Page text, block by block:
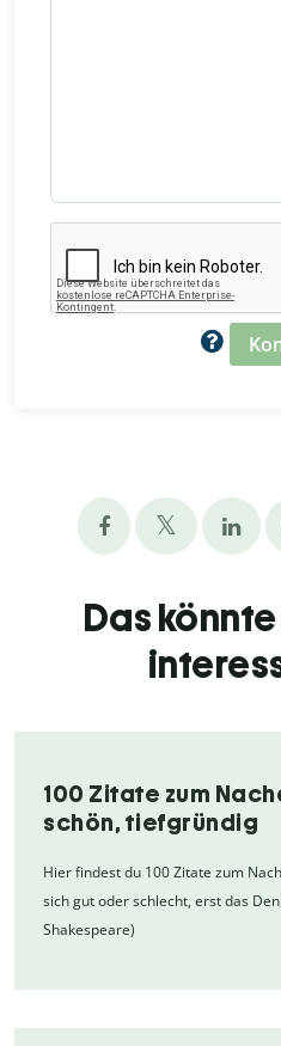
Das
100 Zitate zum
schön, tiefgründig
Hier findest du 100 Zitate zum
sich gut oder schlecht, erst das
Shakespeare)